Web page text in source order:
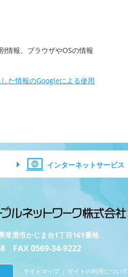
情報、ブラウザやOSの情報
た情報のGoogleによる使用
インターネットサービス
滑市かじま台1丁目161番地
FAX 0569-34-9222
サイトマップ ｜ サイトの利用について